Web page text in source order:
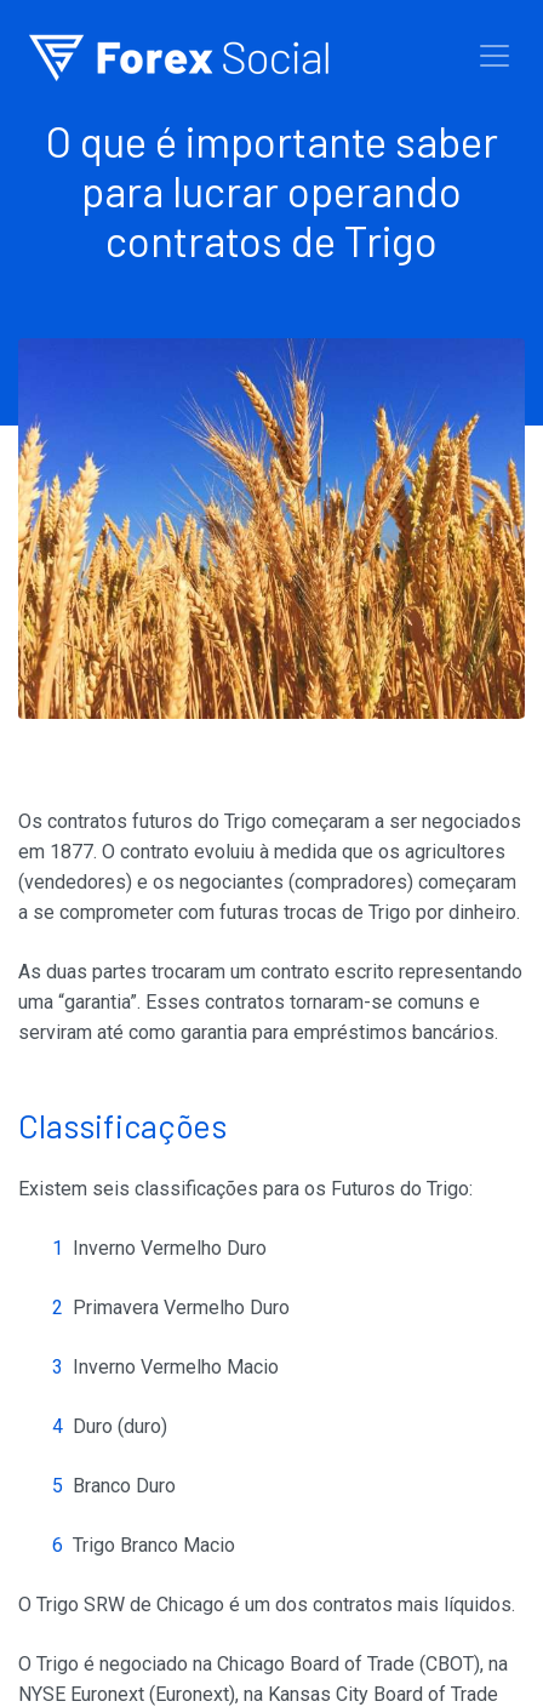
O que é importante saber
para lucrar operando
contratos de Trigo
Os contratos futuros do Trigo começaram a ser negociados
em 1877. O contrato evoluiu à medida que os agricultores
(vendedores) e os negociantes (compradores) começaram
a se comprometer com futuras trocas de Trigo por dinheiro.
As duas partes trocaram um contrato escrito representando
uma “garantia”. Esses contratos tornaram-se comuns e
serviram até como garantia para empréstimos bancários.
Classificações
Existem seis classificações para os Futuros do Trigo:
Inverno Vermelho Duro
Primavera Vermelho Duro
Inverno Vermelho Macio
Duro (duro)
Branco Duro
Trigo Branco Macio
O Trigo SRW de Chicago é um dos contratos mais líquidos.
O Trigo é negociado na Chicago Board of Trade (CBOT), na
NYSE Euronext (Euronext), na Kansas City Board of Trade